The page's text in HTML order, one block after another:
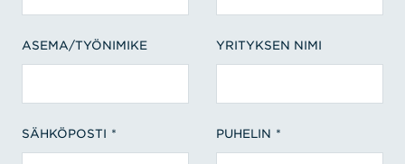
ASEMA/TYÖNIMIKE YRITYKSEN NIMI
SÄHKÖPOSTI PUHELIN